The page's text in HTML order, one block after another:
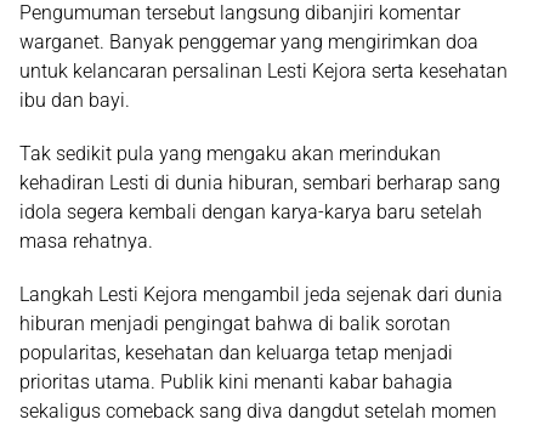
Pengumuman tersebut langsung dibanjiri komentar
warganet. Banyak penggemar yang mengirimkan doa
untuk kelancaran persalinan Lesti Kejora serta kesehatan
ibu dan bayi.
Tak sedikit pula yang mengaku akan merindukan
kehadiran Lesti di dunia hiburan, sembari berharap sang
idola segera kembali dengan karya-karya baru setelah
masa rehatnya.
Langkah Lesti Kejora mengambil jeda sejenak dari dunia
hiburan menjadi pengingat bahwa di balik sorotan
popularitas, kesehatan dan keluarga tetap menjadi
prioritas utama. Publik kini menanti kabar bahagia
sekaligus comeback sang diva dangdut setelah momen